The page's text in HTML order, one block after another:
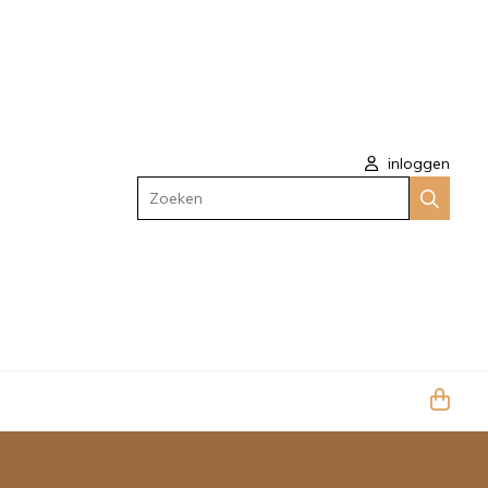
inloggen
Zoeken